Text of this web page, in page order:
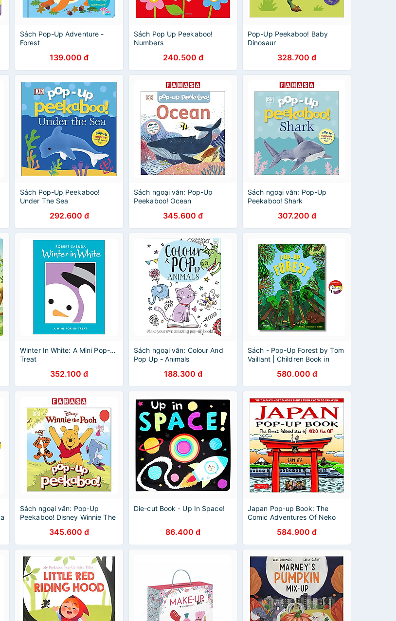
Sách Pop-Up Adventure -
Forest
139.000 đ
Sách Pop Up Peekaboo!
Numbers
240.500 đ
Pop-Up Peekaboo! Baby
Dinosaur
328.700 đ
Sách Pop-Up Peekaboo!
Under The Sea
292.600 đ
Sách ngoại văn: Pop-Up
Peekaboo! Ocean
345.600 đ
Sách ngoại văn: Pop-Up
Peekaboo! Shark
307.200 đ
Winter In White: A Mini Pop-up
Treat
352.100 đ
Sách ngoại văn: Colour And
Pop Up - Animals
188.300 đ
Sách - Pop-Up Forest by Tom
Vaillant | Children Book in
Nhập khẩu580.000 đ
Sách ngoại văn: Pop-Up
Peekaboo! Disney Winnie The
345.600 đ
Die-cut Book - Up In Space!
86.400 đ
Japan Pop-up Book: The
Comic Adventures Of Neko
Famous Sights From Kyoto To
Kamakura)
584.900 đ